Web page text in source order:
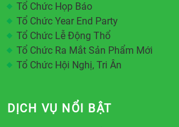
Tổ Chức Họp Báo
Tổ Chức Year End Party
Tổ Chức Lễ Động Thổ
Tổ Chức Ra Mắt Sản Phẩm Mới
Tổ Chức Hội Nghị, Tri Ân
DỊCH VỤ NỔI BẬT